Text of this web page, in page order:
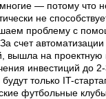
— потому что
не
проблему с
счет
вышла на
инвестиций до
только IT-
футбольные